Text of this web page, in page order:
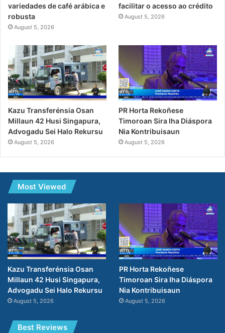
variedades de café arábica e
robusta
August 5, 2026
facilitar o acesso ao crédito
August 5, 2026
Kazu Transferénsia Osan
Millaun 42 Husi Singapura,
Advogadu Sei Halo Rekursu
August 5, 2026
PR Horta Rekoñese
Timoroan Sira Iha Diáspora
Nia Kontribuisaun
August 5, 2026
Most Viewed
Kazu Transferénsia Osan
Millaun 42 Husi Singapura,
Advogadu Sei Halo Rekursu
August 5, 2026
PR Horta Rekoñese
Timoroan Sira Iha Diáspora
Nia Kontribuisaun
August 5, 2026
Best Reviews